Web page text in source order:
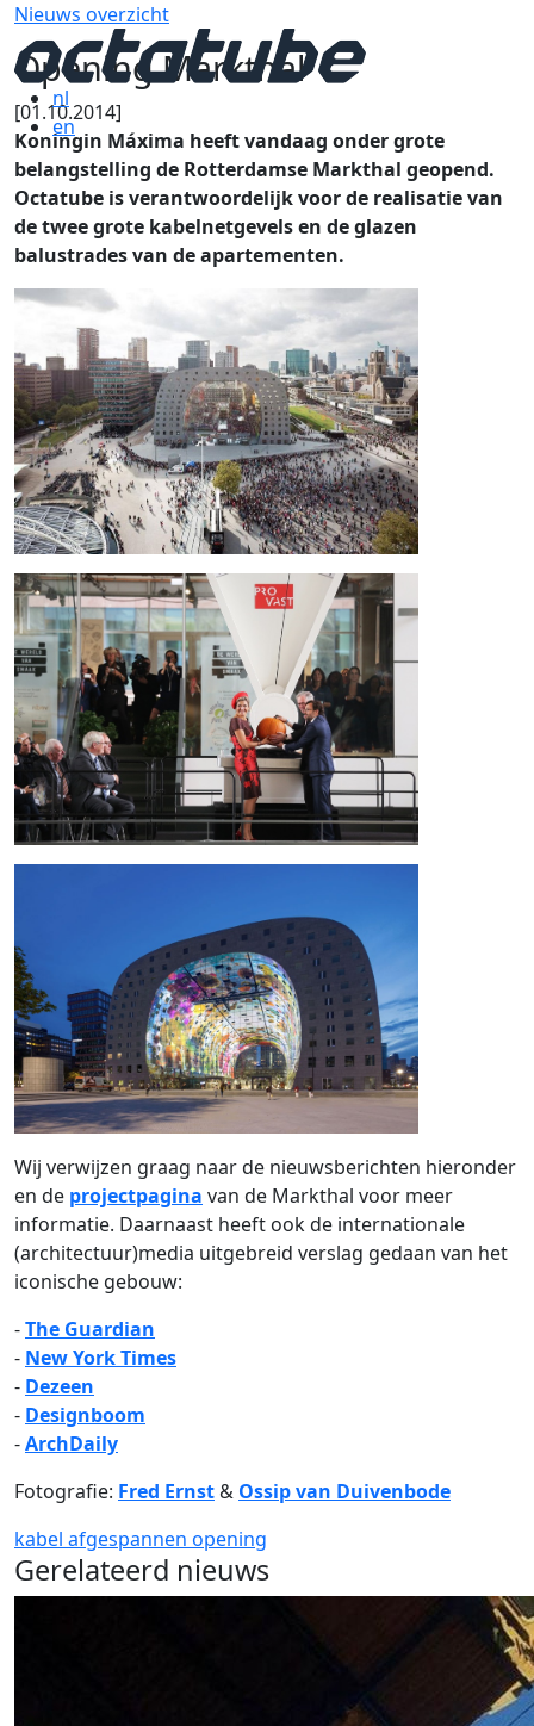
nl
en
Nieuws overzicht
Opening Markthal
[01.10.2014]
Koningin Máxima heeft vandaag onder grote
belangstelling de Rotterdamse Markthal geopend.
Octatube is verantwoordelijk voor de realisatie van
de twee grote kabelnetgevels en de glazen
balustrades van de apartementen.
Wij verwijzen graag naar de nieuwsberichten hieronder
en de projectpagina van de Markthal voor meer
informatie. Daarnaast heeft ook de internationale
(architectuur)media uitgebreid verslag gedaan van het
iconische gebouw:
-The Guardian
- New York Times
- Dezeen
- Designboom
-ArchDaily
Fotografie: Fred Ernst& Ossip van Duivenbode
kabel afgespannen opening
Gerelateerd nieuws